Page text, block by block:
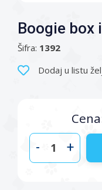
Boogie box
Šifra: 1392
Dodaj u listu
- +